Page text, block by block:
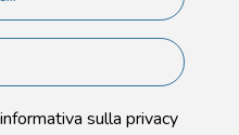
sulla privacy